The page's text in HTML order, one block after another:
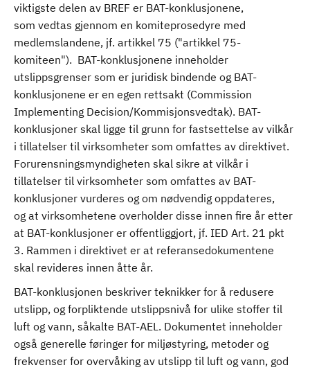
viktigste delen av BREF er BAT-konklusjonene,
som vedtas gjennom en komiteprosedyre med
medlemslandene, jf. artikkel 75 ("artikkel 75-
komiteen"). BAT-konklusjonene inneholder
utslippsgrenser som er juridisk bindende og BAT-
konklusjonene er en egen rettsakt (Commission
Implementing Decision/Kommisjonsvedtak). BAT-
konklusjoner skal ligge til grunn for fastsettelse av vilkår
i tillatelser til virksomheter som omfattes av direktivet.
Forurensningsmyndigheten skal sikre at vilkår i
tillatelser til virksomheter som omfattes av BAT-
konklusjoner vurderes og om nødvendig oppdateres,
og at virksomhetene overholder disse innen fire år etter
at BAT-konklusjoner er offentliggjort, jf. IED Art. 21 pkt
3. Rammen i direktivet er at referansedokumentene
skal revideres innen åtte år.
BAT-konklusjonen beskriver teknikker for å redusere
utslipp, og forpliktende utslippsnivå for ulike stoffer til
luft og vann, såkalte BAT-AEL. Dokumentet inneholder
også generelle føringer for miljøstyring, metoder og
frekvenser for overvåking av utslipp til luft og vann, god